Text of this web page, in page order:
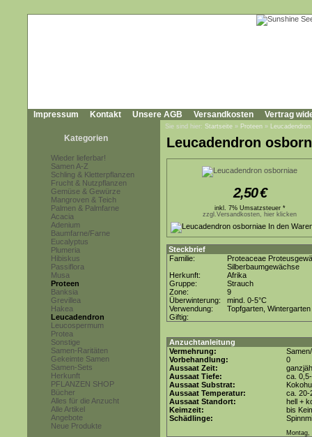
Impressum Kontakt Unsere AGB Versandkosten Vertrag
Kategorien
Wieder lieferbar!
Samen A-Z
Schling & Kletterpflanzen
Frucht & Nutzpflanzen
Gemüse & Gewürze
Mangroven & Teich
Palmen & Palmfarne
Acacia
Adenium
Baumfarne/Farne
Eucalyptus
Plumeria
Hibiskus
Passiflora
Musa
Proteen
Banksia
Grevillea
Hakea
Leucadendron
Leucospermum
Protea
Sonstige
Samen-Raritäten
Gekeimte Samen
Samen-Sets
Herkunft
PFLANZEN SHOP
Bücher
Alles für die Anzucht
Alle Artikel
Angebote
Neue Produkte
Sie sind hier: Startseite » Proteen » Leucadendron
Leucadendron
2,50€
inkl. 7% Umsatzsteuer *
zzgl.Versandkosten, hier klicken
Steckbrief
Familie:
Proteaceae
Silberbaumgewächse
Herkunft:
Afrika
Gruppe:
Strauch
Zone:
9
Überwinterung:
mind. 0-5°C
Verwendung:
Topfgarten, Wintergarten
Giftig:
Anzuchtanleitung
Vermehrung:
Vorbehandlung:
0
Aussaat Zeit:
Aussaat Tiefe:
ca.
Aussaat Substrat:
Aussaat Temperatur:
ca. 20-
Aussaat Standort:
hell +
Keimzeit:
bis
Schädlinge:
Montag,